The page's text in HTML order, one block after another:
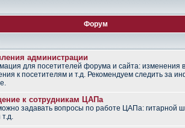
Форум
администрации
для посетителей форума и сайта: изменения
к посетителям и т.д. Рекомендуем следить за
к сотрудникам ЦАПа
задавать вопросы по работе ЦАПа: гитарной
т.д.